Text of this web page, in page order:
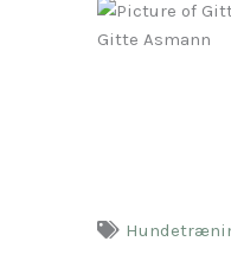
Gitte Asmann